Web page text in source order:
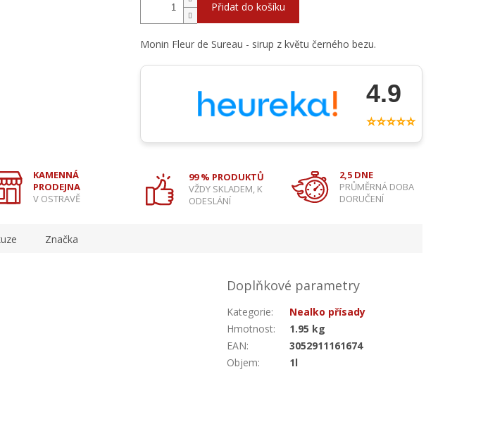
Přidat do košíku
Monin Fleur de Sureau - sirup z květu černého bezu.
4.9
⭐⭐⭐⭐⭐
KAMENNÁ
PRODEJNA
V OSTRAVĚ
99 % PRODUKTŮ
VŽDY SKLADEM, K
ODESLÁNÍ
2,5 DNE
PRŮMĚRNÁ DOBA
DORUČENÍ
Značka
Doplňkové parametry
Kategorie:
Nealko přísady
Hmotnost:
1.95 kg
EAN:
3052911161674
Objem: 1l